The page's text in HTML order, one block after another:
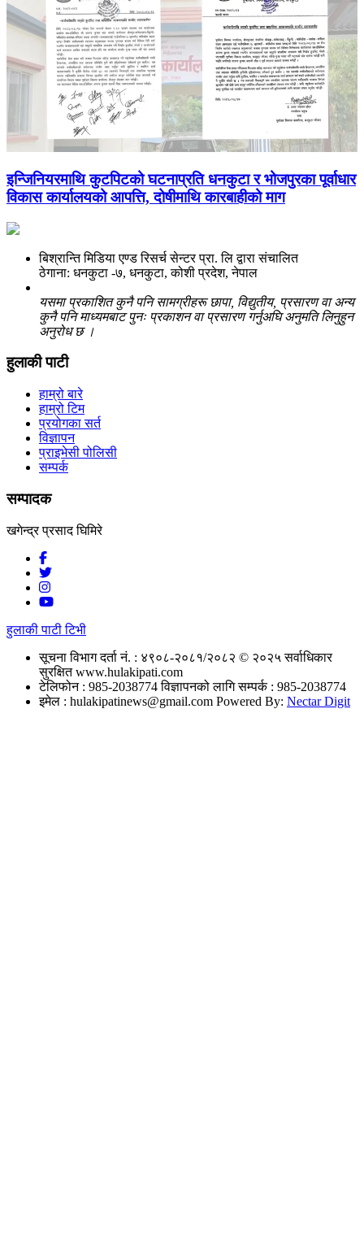
इन्जिनियरमाथि कुटपिटको घटनाप्रति धनकुटा र भोजपुरका पूर्वाधार
विकास कार्यालयको आपत्ति, दोषीमाथि कारबाहीको माग
बिश्रान्ति मिडिया एण्ड रिसर्च सेन्टर प्रा. लि द्वारा संचालित
ठेगाना: धनकुटा -७, धनकुटा, कोशी प्रदेश, नेपाल
यसमा प्रकाशित कुनै पनि सामग्रीहरू छापा, विद्युतीय, प्रसारण वा अन्य
कुनै पनि माध्यमबाट पुनः प्रकाशन वा प्रसारण गर्नुअघि अनुमति लिनुहुन
अनुरोध छ ।
हुलाकी पाटी
हाम्रो बारे
हाम्रो टिम
प्रयोगका सर्त
विज्ञापन
प्राइभेसी पोलिसी
सम्पर्क
सम्पादक
खगेन्द्र प्रसाद घिमिरे
हुलाकी पाटी टिभी
सूचना विभाग दर्ता नं. : ४९०८-२०८१/२०८२ © २०२५ सर्वाधिकार
सुरक्षित www.hulakipati.com
टेलिफोन : 985-2038774विज्ञापनको लागि सम्पर्क : 985-2038774
इमेल : hulakipatinews@gmail.com Powered By: Nectar Digit